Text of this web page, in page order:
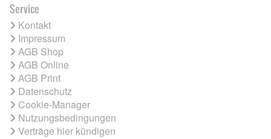
Service
Kontakt
Impressum
AGB Shop
AGB Online
AGB Print
Datenschutz
Cookie-Manager
Nutzungsbedingungen
Verträge hier kündigen